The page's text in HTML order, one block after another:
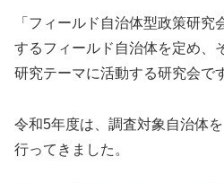
「フィールド自治体型政策研究
するフィールド自治体を定め、
研究テーマに活動する研究会で
令和5年度は、調査対象自治体
行ってきました。